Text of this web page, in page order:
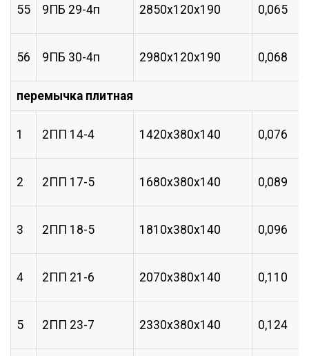
55 9ПБ 29-4п 2850х120х190 0,065
56 9ПБ 30-4п 2980х120х190 0,068
перемычка плитная
1 2ПП 14-4 1420х380х140 0,076
2 2ПП 17-5 1680х380х140 0,089
3 2ПП 18-5 1810х380х140 0,096
4 2ПП 21-6 2070х380х140 0,110
5 2ПП 23-7 2330х380х140 0,124